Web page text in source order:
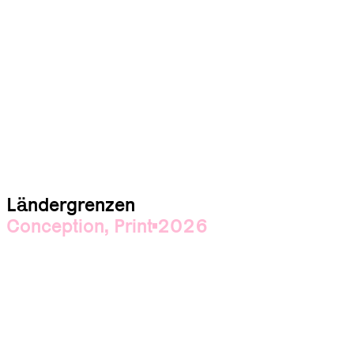
Ländergrenzen
Conception, Print 2026